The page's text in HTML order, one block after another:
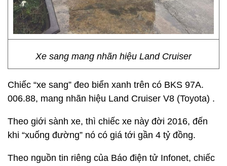
Xe sang mang nhãn hiệu Land Cruiser
Chiếc “xe sang” đeo biển xanh trên có BKS 97A.
006.88, mang nhãn hiệu Land Cruiser V8 (Toyota) .
Theo giới sành xe, thì chiếc xe này đời 2016, đến
khi “xuống đường” nó có giá tới gần 4 tỷ đồng.
Theo nguồn tin riêng của Báo điện tử Infonet, chiếc